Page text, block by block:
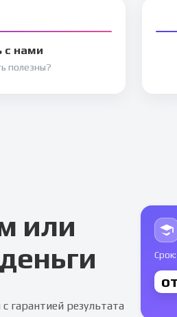
с нами
полезны?
или
гарантией результата